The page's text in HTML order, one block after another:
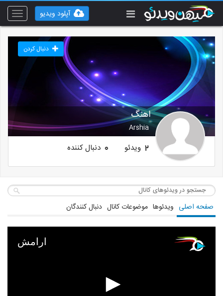
Toggle
آپلود ویدیو
اهنگ
Arshia
دنبال کردن
2 ویدئو 0 دنبال کننده
صفحه اصلی ویدئوها موضوعات کانال دنبال کنندگان
ارامش